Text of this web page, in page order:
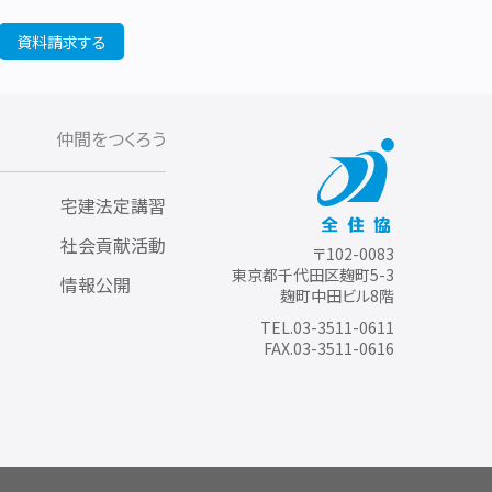
資料請求する
仲間をつくろう
宅建法定講習
社会貢献活動
情報公開
〒102-0083
東京都千代田区麹町5-3
麹町中田ビル8階
TEL.03-3511-0611
FAX.03-3511-0616